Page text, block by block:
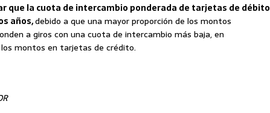
que la cuota de intercambio ponderada de tarjetas de débito
años,debido a que una mayor proporción de los montos
a giros con una cuota de intercambio más baja, en
montos en tarjetas de crédito.